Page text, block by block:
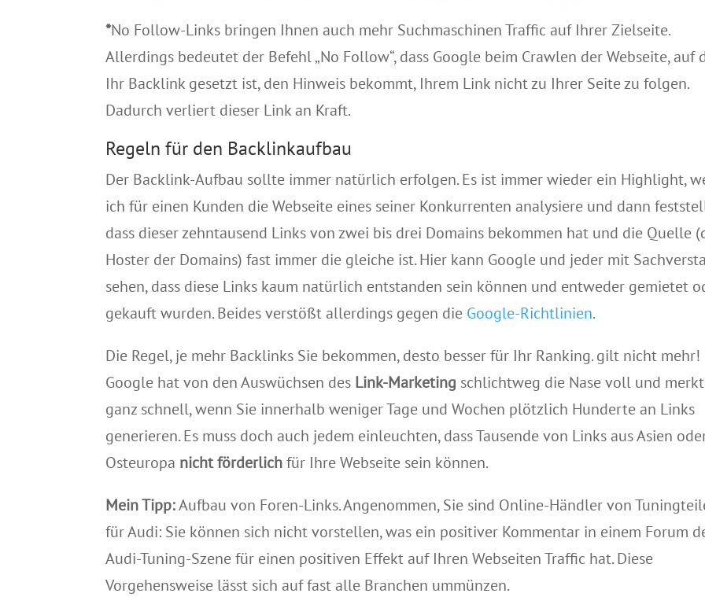
*No Follow-Links bringen Ihnen auch mehr Suchmaschinen Traffic auf Ihrer Zielseite.
Allerdings bedeutet der Befehl „No Follow“, dass Google beim Crawlen der Webseite, auf
Ihr Backlink gesetzt ist, den Hinweis bekommt, Ihrem Link nicht zu Ihrer Seite zu folgen.
Dadurch verliert dieser Link an Kraft.
Regeln für den Backlinkaufbau
Der Backlink-Aufbau sollte immer natürlich erfolgen.Es ist immer wieder ein Highlight,
ich für einen Kunden die Webseite eines seiner Konkurrenten analysiere und dann
dass dieser zehntausend Links von zwei bis drei Domains bekommen hat und die Quelle
Hoster der Domains) fast immer die gleiche ist.Hier kann Google und jeder mit
sehen, dass diese Links kaum natürlich entstanden sein können und entweder gemietet
gekauft wurden. Beides verstößt allerdings gegen die Google-Richtlinien.
Die Regel, je mehr Backlinks Sie bekommen, desto besser für Ihr Ranking. gilt nicht mehr!
Google hat von den Auswüchsen des Link-Marketing schlichtweg die Nase voll und merkt
ganz schnell, wenn Sie innerhalb weniger Tage und Wochen plötzlich Hunderte an Links
generieren.Es muss doch auch jedem einleuchten, dass Tausende von Links aus Asien
Osteuropa nicht förderlichfür Ihre Webseite sein können.
Mein Tipp:Aufbau von Foren-Links.Angenommen, Sie sind Online-Händler von
für Audi: Sie können sich nicht vorstellen, was ein positiver Kommentar in einem Forum
Audi-Tuning-Szene für einen positiven Effekt auf Ihren Webseiten Traffic hat.Diese
Vorgehensweise lässt sich auf fast alle Branchen ummünzen.